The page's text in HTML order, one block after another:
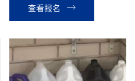
查看报名